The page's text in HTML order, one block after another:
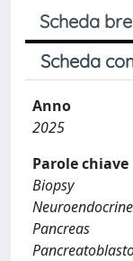
Scheda
Scheda
Anno
2025
Parole chiave
Biopsy
Neuroendocrine
Pancreas